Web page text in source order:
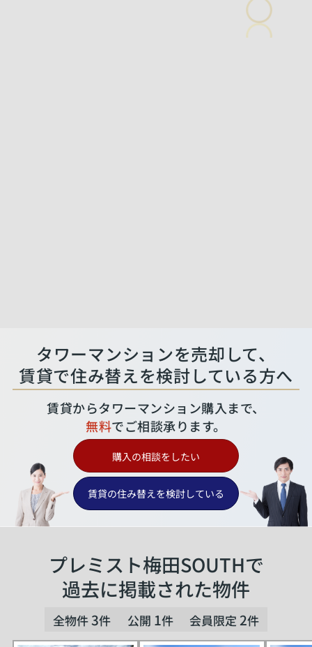
タワーマンションを売却して、
賃貸で住み替えを検討している方へ
賃貸からタワーマンション購入まで、
無料でご相談承ります。
購入の相談をしたい
賃貸の住み替えを検討している
プレミスト梅田SOUTHで
過去に掲載された物件
全物件3件 公開 1件 会員限定 2件